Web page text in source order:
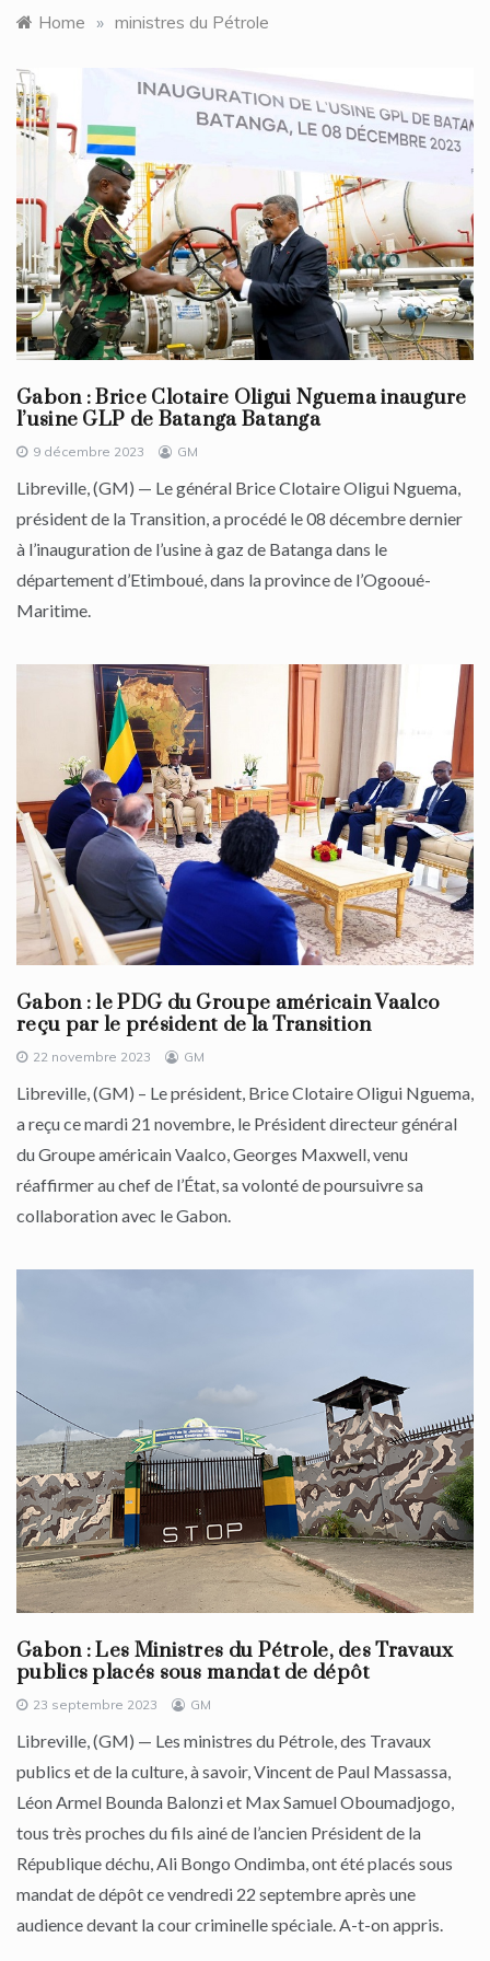
Home » ministres du Pétrole
Gabon : Brice Clotaire Oligui Nguema inaugure
l’usine GLP de Batanga Batanga
9 décembre 2023 GM
Libreville, (GM) — Le général Brice Clotaire Oligui Nguema,
président de la Transition, a procédé le 08 décembre dernier
à l’inauguration de l’usine à gaz de Batanga dans le
département d’Etimboué, dans la province de l’Ogooué-
Maritime.
Gabon : le PDG du Groupe américain Vaalco
reçu par le président de la Transition
22 novembre 2023 GM
Libreville, (GM) – Le président, Brice Clotaire Oligui Nguema,
a reçu ce mardi 21 novembre, le Président directeur général
du Groupe américain Vaalco, Georges Maxwell, venu
réaffirmer au chef de l’État, sa volonté de poursuivre sa
collaboration avec le Gabon.
Gabon : Les Ministres du Pétrole, des Travaux
publics placés sous mandat de dépôt
23 septembre 2023 GM
Libreville, (GM) — Les ministres du Pétrole, des Travaux
publics et de la culture, à savoir, Vincent de Paul Massassa,
Léon Armel Bounda Balonzi et Max Samuel Oboumadjogo,
tous très proches du fils ainé de l’ancien Président de la
République déchu, Ali Bongo Ondimba, ont été placés sous
mandat de dépôt ce vendredi 22 septembre après une
audience devant la cour criminelle spéciale. A-t-on appris.